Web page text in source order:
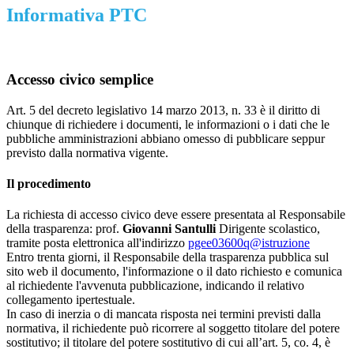
Informativa PTC
Accesso civico semplice
Art. 5 del decreto legislativo 14 marzo 2013, n. 33 è il diritto di
chiunque di richiedere i documenti, le informazioni o i dati che le
pubbliche amministrazioni abbiano omesso di pubblicare seppur
previsto dalla normativa vigente.
Il procedimento
La richiesta di accesso civico deve essere presentata al Responsabile
della trasparenza: prof. Giovanni Santulli Dirigente scolastico,
tramite posta elettronica all'indirizzo pgee03600q@istruzione
Entro trenta giorni, il Responsabile della trasparenza pubblica sul
sito web il documento, l'informazione o il dato richiesto e comunica
al richiedente l'avvenuta pubblicazione, indicando il relativo
collegamento ipertestuale.
In caso di inerzia o di mancata risposta nei termini previsti dalla
normativa, il richiedente può ricorrere al soggetto titolare del potere
sostitutivo; il titolare del potere sostitutivo di cui all’art. 5, co. 4, è